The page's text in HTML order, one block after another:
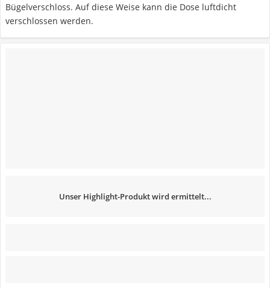
Bügelverschloss. Auf diese Weise kann die Dose luftdicht
verschlossen werden.
Unser Highlight-Produkt wird ermittelt...